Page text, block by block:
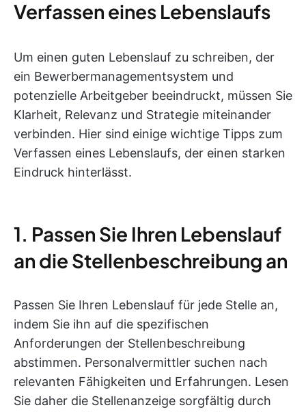
Verfassen eines Lebenslaufs
Um einen guten Lebenslauf zu schreiben, der
ein Bewerbermanagementsystem und
potenzielle Arbeitgeber beeindruckt, müssen Sie
Klarheit, Relevanz und Strategie miteinander
verbinden. Hier sind einige wichtige Tipps zum
Verfassen eines Lebenslaufs, der einen starken
Eindruck hinterlässt.
1. Passen Sie Ihren Lebenslauf
an die Stellenbeschreibung an
Passen Sie Ihren Lebenslauf für jede Stelle an,
indem Sie ihn auf die spezifischen
Anforderungen der Stellenbeschreibung
abstimmen. Personalvermittler suchen nach
relevanten Fähigkeiten und Erfahrungen. Lesen
Sie daher die Stellenanzeige sorgfältig durch